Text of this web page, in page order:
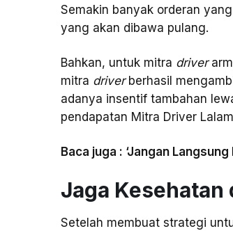
Semakin banyak orderan
yang akan dibawa pulang.
Bahkan, untuk mitra driver
mitra driverberhasil
adanya insentif tambahan
pendapatan Mitra Driver
Baca juga : ‘Jangan
Jaga Kesehatan
Setelah membuat strategi